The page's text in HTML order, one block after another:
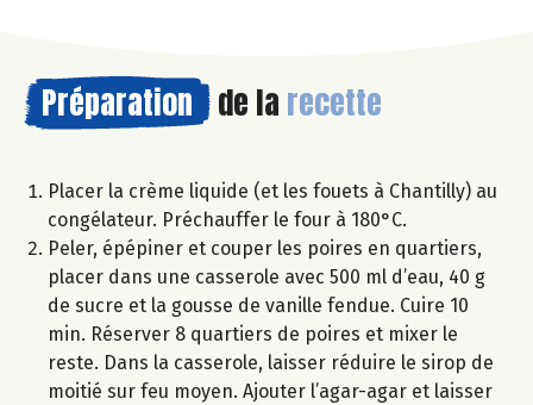
Préparation de la recette
Placer la crème liquide (et les fouets à Chantilly) au
congélateur. Préchauffer le four à 180°C.
Peler, épépiner et couper les poires en quartiers,
placer dans une casserole avec 500 ml d’eau, 40 g
de sucre et la gousse de vanille fendue. Cuire 10
min. Réserver 8 quartiers de poires et mixer le
reste. Dans la casserole, laisser réduire le sirop de
moitié sur feu moyen. Ajouter l’agar-agar et laisser